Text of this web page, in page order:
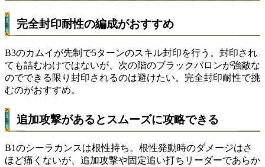
完全封印耐性の編成がおすすめ
B3のカムイが先制で5ターンのスキル封印を行う。封印され
ても詰むわけではないが、次の階のブラックバロンが強敵な
のでできる限り封印されるのは避けたい。完全封印耐性で挑
むのがおすすめ。
追加攻撃があるとスムーズに攻略できる
B1のシーラカンスは根性持ち。根性発動時のダメージはさ
ほど痛くないが、追加攻撃や固定追い打ちリーダーであらか